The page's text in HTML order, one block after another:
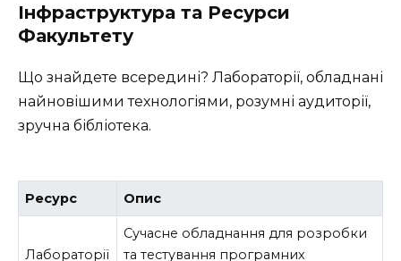
Інфраструктура та Ресурси
Факультету
Що знайдете всередині? Лабораторії, обладнані
найновішими технологіями, розумні аудиторії,
зручна бібліотека.
Ресурс Опис
Лабораторії
Сучасне обладнання для розробки
та тестування програмних